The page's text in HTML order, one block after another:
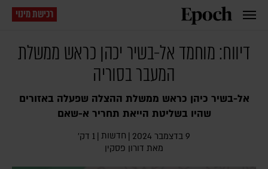
רכישת מינוי
דיווח: מוחמד אל-בשיר יכהן כראש ממשלת
המעבר בסוריה
אל-בשיר כיהן כראש ממשלת ההצלה שפעלה באזורים
שהיו בשליטת הייאת תחריר א-שאם
9 בדצמבר 2024 | חדשות | 1 דק׳
מאת דורון פסקין